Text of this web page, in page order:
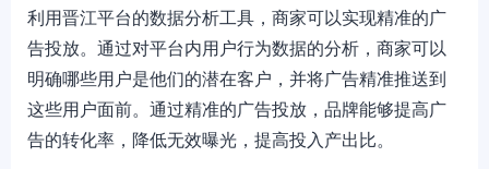
利用晋江平台的数据分析工具，商家可以实现精准的广
告投放。通过对平台内用户行为数据的分析，商家可以
明确哪些用户是他们的潜在客户，并将广告精准推送到
这些用户面前。通过精准的广告投放，品牌能够提高广
告的转化率，降低无效曝光，提高投入产出比。